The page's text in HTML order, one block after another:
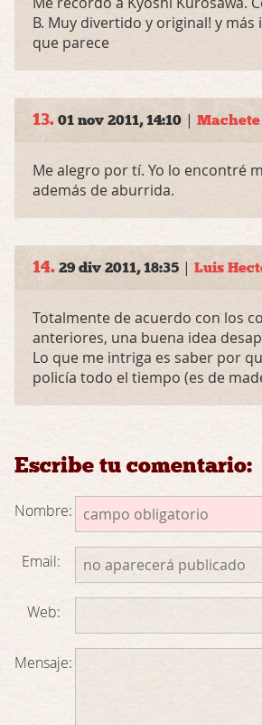
B. Muy divertido y original! y
que parece
13. 01 nov 2011, 14:10 | Machete
Me alegro por tí. Yo lo encontré
además de aburrida.
14. 29 div 2011, 18:35 | Luis
Totalmente de acuerdo con los
anteriores, una buena idea
Lo que me intriga es saber por
policía todo el tiempo (es de
Escribe tu comentario:
Nombre:
Email:
Web:
Mensaje: